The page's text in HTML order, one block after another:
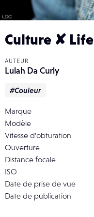
Culture ✘ Life
AUTEUR
Lulah Da Curly
#Couleur
Marque
Modèle
Vitesse d’obturation
Ouverture
Distance focale
ISO
Date de prise de vue
Date de publication